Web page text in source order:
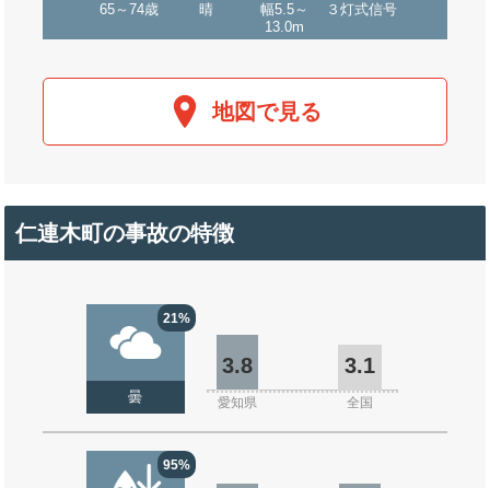
65～74歳 晴
幅5.5～
13.0m
３灯式信号
地図で見る
仁連木町の事故の特徴
21%
曇
3.8 3.1
愛知県 全国
95%